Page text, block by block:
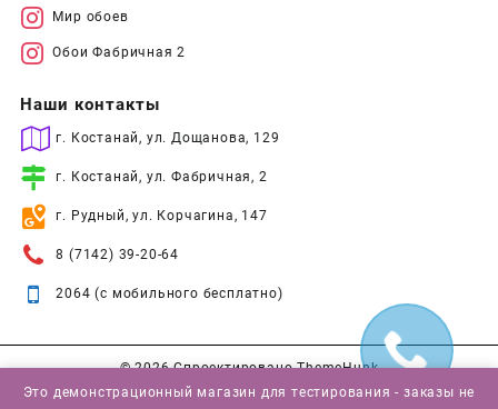
Мир обоев
Обои Фабричная 2
Наши контакты
г. Костанай, ул. Дощанова, 129
г. Костанай, ул. Фабричная, 2
г. Рудный, ул. Корчагина, 147
8 (7142) 39-20-64
2064 (с мобильного бесплатно)
© 2026Спроектировано ThemeHunk
Это демонстрационный магазин для тестирования - заказы не